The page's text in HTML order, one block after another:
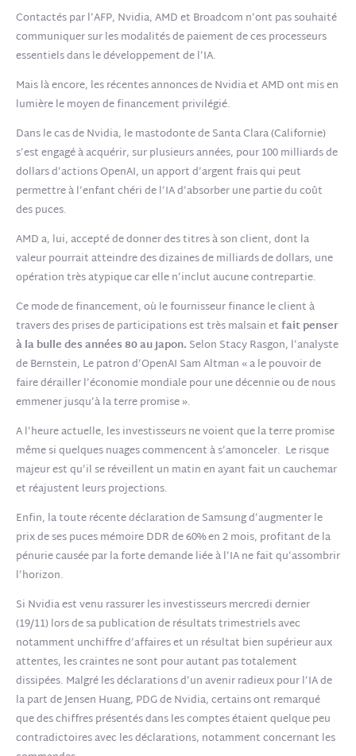
Contactés par l’AFP, Nvidia, AMD et Broadcom n’ont pas souhaité
communiquer sur les modalités de paiement de ces processeurs
essentiels dans le développement de l’IA.
Mais là encore, les récentes annonces de Nvidia et AMD ont mis en
lumière le moyen de financement privilégié.
Dans le cas de Nvidia, le mastodonte de Santa Clara (Californie)
s’est engagé à acquérir, sur plusieurs années, pour 100 milliards de
dollars d’actions OpenAI, un apport d’argent frais qui peut
permettre à l’enfant chéri de l’IA d’absorber une partie du coût
des puces.
AMD a, lui, accepté de donner des titres à son client, dont la
valeur pourrait atteindre des dizaines de milliards de dollars, une
opération très atypique car elle n’inclut aucune contrepartie.
Ce mode de financement, où le fournisseur finance le client à
travers des prises de participations est très malsain etfait penser
à la bulle des années 80 au Japon. Selon Stacy Rasgon, l’analyste
de Bernstein, Le patron d’OpenAI Sam Altman « a le pouvoir de
faire dérailler l’économie mondiale pour une décennie ou de nous
emmener jusqu’à la terre promise ».
A l’heure actuelle, les investisseurs ne voient que la terre promise
même si quelques nuages commencent à s’amonceler. Le risque
majeur est qu’il se réveillent un matin en ayant fait un cauchemar
et réajustent leurs projections.
Enfin, la toute récente déclaration de Samsung d’augmenter le
prix de ses puces mémoire DDR de 60% en 2 mois, profitant de la
pénurie causée par la forte demande liée à l’IA ne fait qu’assombrir
l’horizon.
Si Nvidia est venu rassurer les investisseurs mercredi dernier
(19/11) lors de sa publication de résultats trimestriels avec
notamment unchiffre d’affaires et un résultat bien supérieur aux
attentes, les craintes ne sont pour autant pas totalement
dissipées. Malgré les déclarations d’un avenir radieux pour l’IA de
la part de Jensen Huang, PDG de Nvidia, certains ont remarqué
que des chiffres présentés dans les comptes étaient quelque peu
contradictoires avec les déclarations, notamment concernant les